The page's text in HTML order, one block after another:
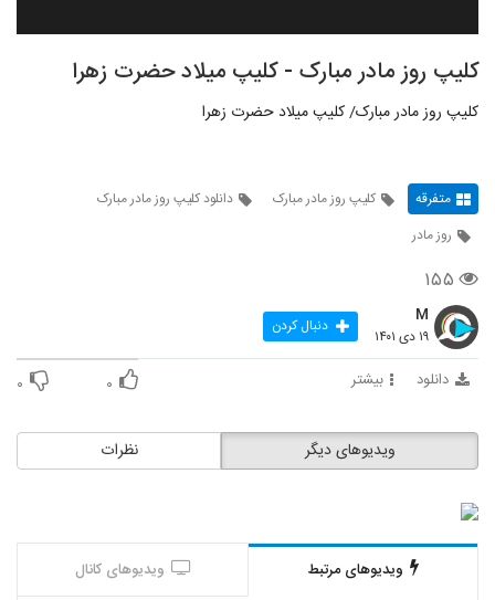
کلیپ روز مادر مبارک - کلیپ میلاد حضرت زهرا
کلیپ روز مادر مبارک/ کلیپ میلاد حضرت زهرا
متفرقه کلیپ روز مادر مبارک
دانلود کلیپ روز مادر مبارک
روز مادر
۱۵۵
M
۱۹ دی ۱۴۰۱ دنبال کردن
دانلود بیشتر ۰ ۰
نظرات ویدیوهای دیگر
ویدیوهای مرتبط ویدیوهای کانال